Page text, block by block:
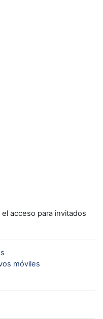
acceso para invitados
móviles